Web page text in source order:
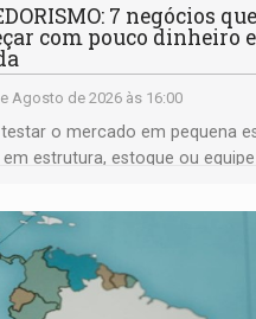
7 negócios que
com pouco dinheiro
Agosto de 2026 às 16:00
o mercado em pequena
estrutura, estoque ou equipe